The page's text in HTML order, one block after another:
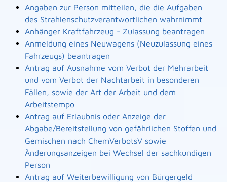
Angaben zur Person mitteilen, die die Aufgaben
des Strahlenschutzverantwortlichen wahrnimmt
Anhänger Kraftfahrzeug - Zulassung beantragen
Anmeldung eines Neuwagens (Neuzulassung eines
Fahrzeugs) beantragen
Antrag auf Ausnahme vom Verbot der Mehrarbeit
und vom Verbot der Nachtarbeit in besonderen
Fällen, sowie der Art der Arbeit und dem
Arbeitstempo
Antrag auf Erlaubnis oder Anzeige der
Abgabe/Bereitstellung von gefährlichen Stoffen und
Gemischen nach ChemVerbotsV sowie
Änderungsanzeigen bei Wechsel der sachkundigen
Person
Antrag auf Weiterbewilligung von Bürgergeld